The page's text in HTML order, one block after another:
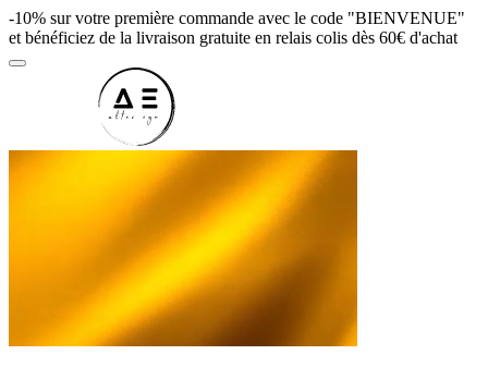
-10% sur votre première commande avec le code "BIENVENUE"
et bénéficiez de la livraison gratuite en relais colis dès 60€ d'achat